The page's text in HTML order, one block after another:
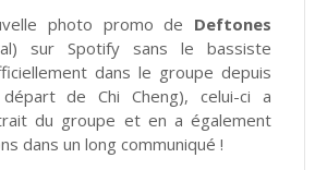
photo promo de Deftones
sur Spotify sans le bassiste
dans le groupe depuis
de Chi Cheng), celui-ci a
du groupe et en a également
dans un long communiqué !